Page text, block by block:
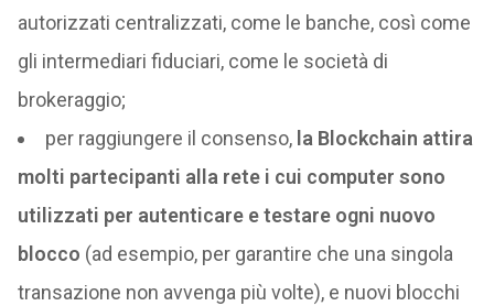
autorizzati centralizzati, come le banche, così come
gli intermediari fiduciari, come le società di
brokeraggio;
per raggiungere il consenso, la Blockchain attira
molti partecipanti alla rete i cui computer sono
utilizzati per autenticare e testare ogni nuovo
blocco (ad esempio, per garantire che una singola
transazione non avvenga più volte), e nuovi blocchi